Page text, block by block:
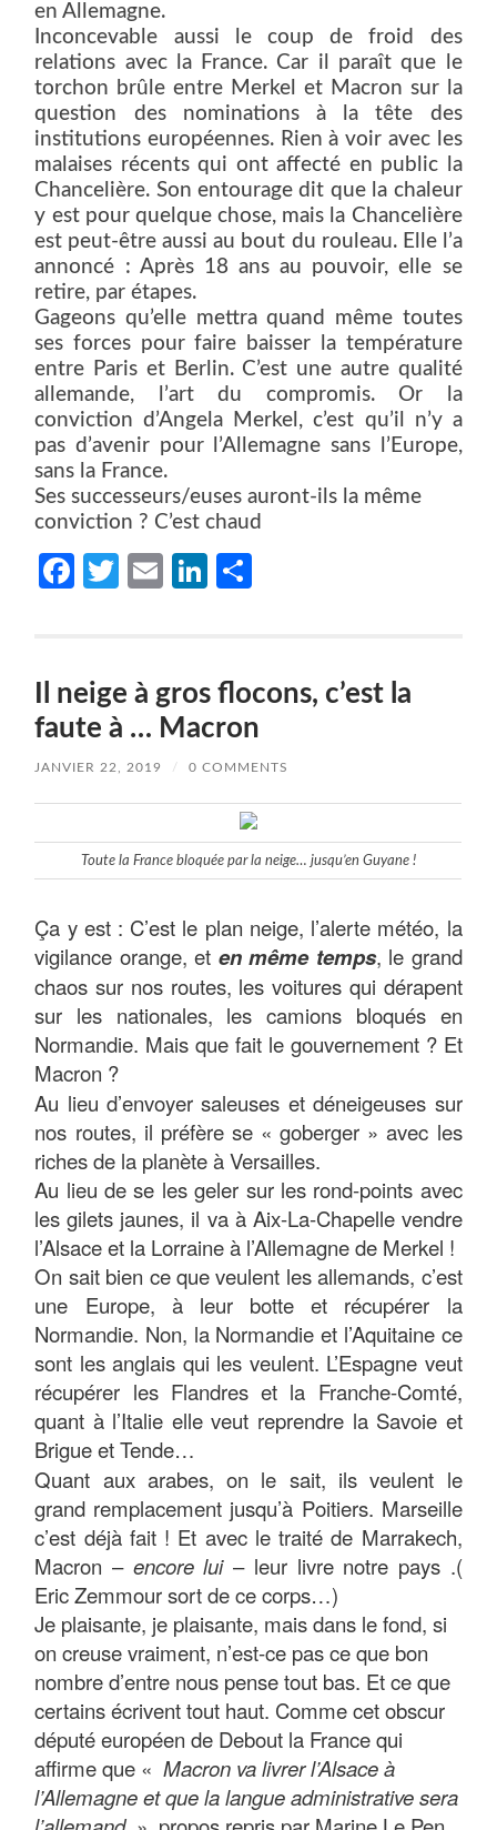
en Allemagne.
Inconcevable aussi le coup de froid des
relations avec la France. Car il paraît que le
torchon brûle entre Merkel et Macron sur la
question des nominations à la tête des
institutions européennes. Rien à voir avec les
malaises récents qui ont affecté en public la
Chancelière. Son entourage dit que la chaleur
y est pour quelque chose, mais la Chancelière
est peut-être aussi au bout du rouleau. Elle l’a
annoncé : Après 18 ans au pouvoir, elle se
retire, par étapes.
Gageons qu’elle mettra quand même toutes
ses forces pour faire baisser la température
entre Paris et Berlin. C’est une autre qualité
allemande, l’art du compromis. Or la
conviction d’Angela Merkel, c’est qu’il n’y a
pas d’avenir pour l’Allemagne sans l’Europe,
sans la France.
Ses successeurs/euses auront-ils la même
conviction ? C’est chaud
Facebook
Twitter
EmailLinkedIn
Il neige à gros flocons, c’est la
faute à … Macron
JANVIER 22, 2019 / 0 COMMENTS
Toute la France bloquée par la neige… jusqu’en Guyane !
Ça y est : C’est le plan neige, l’alerte météo, la
vigilance orange, et en même temps, le grand
chaos sur nos routes, les voitures qui dérapent
sur les nationales, les camions bloqués en
Normandie. Mais que fait le gouvernement ? Et
Macron ?
Au lieu d’envoyer saleuses et déneigeuses sur
nos routes, il préfère se « goberger » avec les
riches de la planète à Versailles.
Au lieu de se les geler sur les rond-points avec
les gilets jaunes, il va à Aix-La-Chapelle vendre
l’Alsace et la Lorraine à l’Allemagne de Merkel !
On sait bien ce que veulent les allemands, c’est
une Europe, à leur botte et récupérer la
Normandie. Non, la Normandie et l’Aquitaine ce
sont les anglais qui les veulent. L’Espagne veut
récupérer les Flandres et la Franche-Comté,
quant à l’Italie elle veut reprendre la Savoie et
Brigue et Tende…
Quant aux arabes, on le sait, ils veulent le
grand remplacement jusqu’à Poitiers. Marseille
c’est déjà fait ! Et avec le traité de Marrakech,
Macron – encore lui– leur livre notre pays .(
Eric Zemmour sort de ce corps…)
Je plaisante, je plaisante, mais dans le fond, si
on creuse vraiment, n’est-ce pas ce que bon
nombre d’entre nous pense tout bas. Et ce que
certains écrivent tout haut. Comme cet obscur
député européen de Debout la France qui
affirme que «Macron va livrer l’Alsace à
l’Allemagne et que la langue administrative sera